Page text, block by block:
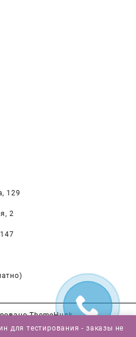
129
2
ThemeHunk
для тестирования - заказы не